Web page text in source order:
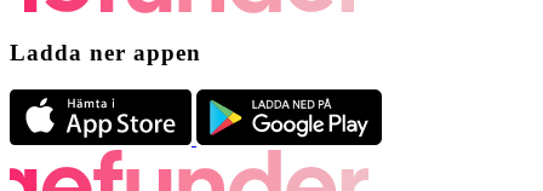
Ladda ner appen